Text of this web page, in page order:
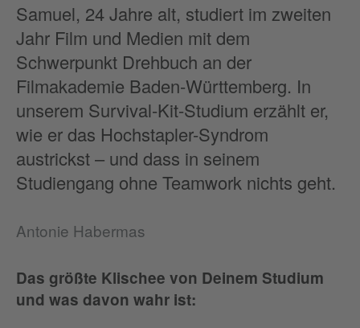
Samuel, 24 Jahre alt, studiert im zweiten
Jahr Film und Medien mit dem
Schwerpunkt Drehbuch an der
Filmakademie Baden-Württemberg. In
unserem Survival-Kit-Studium erzählt er,
wie er das Hochstapler-Syndrom
austrickst – und dass in seinem
Studiengang ohne Teamwork nichts geht.
Antonie Habermas
Das größte Klischee von Deinem Studium
und was davon wahr ist: